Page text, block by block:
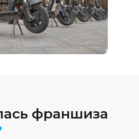
франшиза